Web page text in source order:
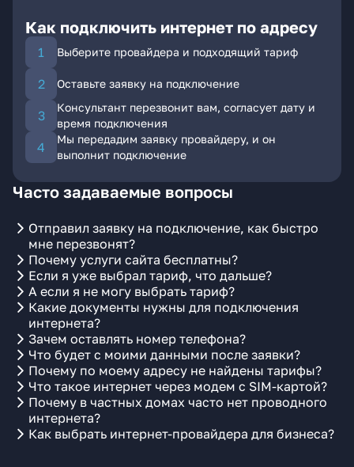
Как подключить интернет по адресу
Выберите провайдера и подходящий тариф
Оставьте заявку на подключение
Консультант перезвонит вам, согласует дату и
время подключения
Мы передадим заявку провайдеру, и он
выполнит подключение
Часто задаваемые вопросы
Отправил заявку на подключение, как быстро
мне перезвонят?
Почему услуги сайта бесплатны?
Если я уже выбрал тариф, что дальше?
А если я не могу выбрать тариф?
Какие документы нужны для подключения
интернета?
Зачем оставлять номер телефона?
Что будет с моими данными после заявки?
Почему по моему адресу не найдены тарифы?
Что такое интернет через модем с SIM-картой?
Почему в частных домах часто нет проводного
интернета?
Как выбрать интернет-провайдера для бизнеса?